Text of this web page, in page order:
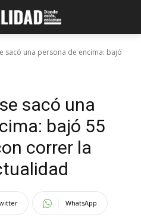
sacó una persona de encima: bajó
sacó una
bajó 55
correr la
WhatsApp